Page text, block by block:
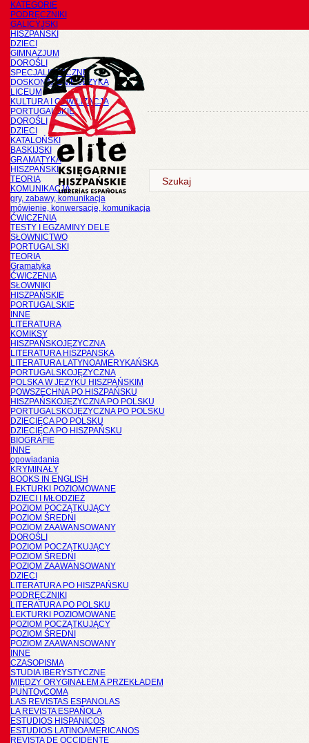
KATEGORIE
PODRĘCZNIKI
GALICYJSKI
HISZPAŃSKI
DZIECI
GIMNAZJUM
DOROŚLI
SPECJALISTYCZNE
DOSKONALENIE JĘZYKA
LICEUM
KULTURA I CYWILIZACJA
PORTUGALSKIE
DOROŚLI
DZIECI
KATALOŃSKI
BASKIJSKI
GRAMATYKA
HISZPAŃSKI
TEORIA
KOMUNIKACJA
gry, zabawy, komunikacja
mówienie, konwersacje, komunikacja
ĆWICZENIA
TESTY I EGZAMINY DELE
SŁOWNICTWO
PORTUGALSKI
TEORIA
Gramatyka
ĆWICZENIA
SŁOWNIKI
HISZPAŃSKIE
PORTUGALSKIE
INNE
LITERATURA
KOMIKSY
HISZPAŃSKOJĘZYCZNA
LITERATURA HISZPANSKA
LITERATURA LATYNOAMERYKAŃSKA
PORTUGALSKOJĘZYCZNA
POLSKA W JĘZYKU HISZPAŃSKIM
POWSZECHNA PO HISZPAŃSKU
HISZPAŃSKOJĘZYCZNA PO POLSKU
PORTUGALSKOJĘZYCZNA PO POLSKU
DZIECIĘCA PO POLSKU
DZIECIĘCA PO HISZPAŃSKU
BIOGRAFIE
INNE
opowiadania
KRYMINAŁY
BOOKS IN ENGLISH
LEKTURKI POZIOMOWANE
DZIECI I MŁODZIEŻ
POZIOM POCZĄTKUJĄCY
POZIOM ŚREDNI
POZIOM ZAAWANSOWANY
DOROŚLI
POZIOM POCZĄTKUJĄCY
POZIOM ŚREDNI
POZIOM ZAAWANSOWANY
DZIECI
LITERATURA PO HISZPAŃSKU
PODRĘCZNIKI
LITERATURA PO POLSKU
LEKTURKI POZIOMOWANE
POZIOM POCZĄTKUJĄCY
POZIOM ŚREDNI
POZIOM ZAAWANSOWANY
INNE
CZASOPISMA
STUDIA IBERYSTYCZNE
MIĘDZY ORYGINAŁEM A PRZEKŁADEM
PUNTOyCOMA
LAS REVISTAS ESPANOLAS
LA REVISTA ESPAÑOLA
ESTUDIOS HISPANICOS
ESTUDIOS LATINOAMERICANOS
REVISTA DE OCCIDENTE